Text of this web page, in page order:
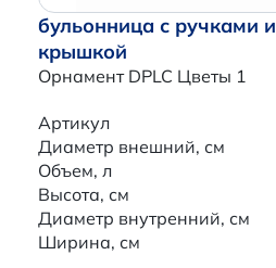
бульонница с ручками и
крышкой
Орнамент DPLC Цветы 1
Артикул
Диаметр внешний, см
Объем, л
Высота, см
Диаметр внутренний, см
Ширина, см